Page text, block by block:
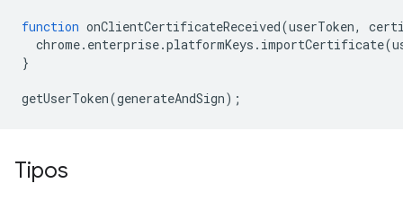
function onClientCertificateReceived(userToken,
chrome. enterprise.platformKeys . importCertificate(
}
getUserToken(generateAndSign);
Tipos